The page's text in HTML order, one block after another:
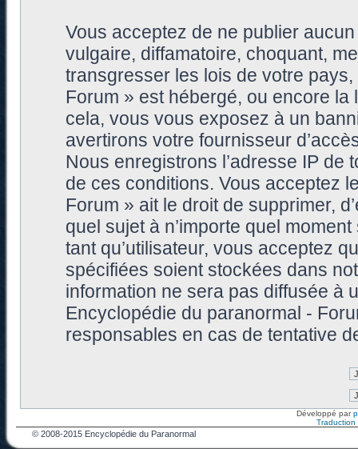
Vous acceptez de ne publier
vulgaire, diffamatoire, choquant,
transgresser les lois de votre
Forum » est hébergé, ou encore
cela, vous vous exposez à un
avertirons votre fournisseur
Nous enregistrons l’adresse IP de
de ces conditions. Vous acceptez
Forum » ait le droit de supprimer,
quel sujet à n’importe quel
tant qu’utilisateur, vous acceptez
spécifiées soient stockées dans
information ne sera pas diffusée à
Encyclopédie du paranormal -
responsables en cas de tentative
Développé par
Traduction
© 2008-2015 Encyclopédie du Paranormal